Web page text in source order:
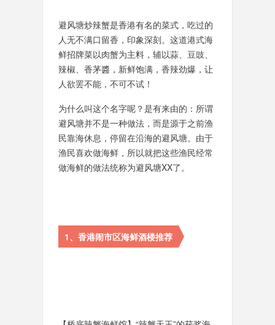
避风塘炒辣蟹是香港有名的菜式，吃过的
人无不满口留香，印象深刻。这道港式海
鲜招牌菜以肉蟹为主料，辅以蒜、豆豉、
辣椒、香茅醬，新鲜饱满，香辣劲爆，让
人欲罢不能，不可不试！
为什么叫这个名字呢？是有来由的：所谓
避风塘并不是一种做法，而是源于之前渔
民靠海休息，停留在沿海的避风塘。由于
渔民喜欢做海鲜，所以就把这些渔民经常
做海鲜的做法统称为避风塘XX了。
1、香港闹市区海鲜酒楼推荐